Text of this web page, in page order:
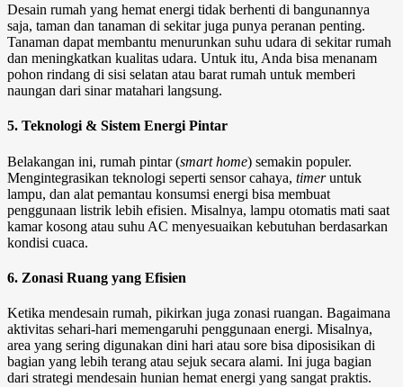
Desain rumah yang hemat energi tidak berhenti di bangunannya
saja, taman dan tanaman di sekitar juga punya peranan penting.
Tanaman dapat membantu menurunkan suhu udara di sekitar rumah
dan meningkatkan kualitas udara. Untuk itu, Anda bisa menanam
pohon rindang di sisi selatan atau barat rumah untuk memberi
naungan dari sinar matahari langsung.
5. Teknologi & Sistem Energi Pintar
Belakangan ini, rumah pintar (smart home) semakin populer.
Mengintegrasikan teknologi seperti sensor cahaya, timeruntuk
lampu, dan alat pemantau konsumsi energi bisa membuat
penggunaan listrik lebih efisien. Misalnya, lampu otomatis mati saat
kamar kosong atau suhu AC menyesuaikan kebutuhan berdasarkan
kondisi cuaca.
6. Zonasi Ruang yang Efisien
Ketika mendesain rumah, pikirkan juga zonasi ruangan. Bagaimana
aktivitas sehari-hari memengaruhi penggunaan energi. Misalnya,
area yang sering digunakan dini hari atau sore bisa diposisikan di
bagian yang lebih terang atau sejuk secara alami. Ini juga bagian
dari strategi mendesain hunian hemat energi yang sangat praktis.